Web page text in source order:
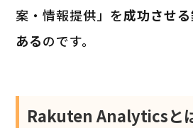
案・情報提供」を成功させ
あるのです。
Rakuten Analyticsと